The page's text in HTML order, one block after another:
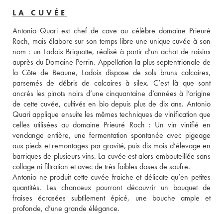
LA CUVÉE
Antonio Quari est chef de cave au célèbre domaine Prieuré
Roch, mais élabore sur son temps libre une unique cuvée à son
nom : un Ladoix Briquotte, réalisé à partir d’un achat de raisins
auprès du Domaine Perrin. Appellation la plus septentrionale de
la Côte de Beaune, Ladoix dispose de sols bruns calcaires,
parsemés de débris de calcaires à silex. C’est là que sont
ancrés les pinots noirs d’une cinquantaine d’années à l’origine
de cette cuvée, cultivés en bio depuis plus de dix ans. Antonio
Quari applique ensuite les mêmes techniques de vinification que
celles utilisées au domaine Prieuré Roch : Un vin vinifié en
vendange entière, une fermentation spontanée avec pigeage
aux pieds et remontages par gravité, puis dix mois d’élevage en
barriques de plusieurs vins. La cuvée est alors embouteillée sans
collage ni filtration et avec de très faibles doses de soufre.
Antonio ne produit cette cuvée fraiche et délicate qu’en petites
quantités. Les chanceux pourront découvrir un bouquet de
fraises écrasées subtilement épicé, une bouche ample et
profonde, d’une grande élégance.